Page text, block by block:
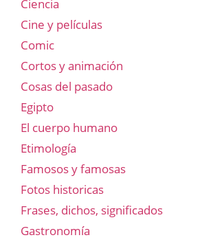
Ciencia
Cine y películas
Comic
Cortos y animación
Cosas del pasado
Egipto
El cuerpo humano
Etimología
Famosos y famosas
Fotos historicas
Frases, dichos, significados
Gastronomía